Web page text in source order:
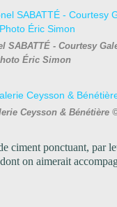
SABATTÉ - Courtesy
Éric Simon
Ceysson & Bénétière
ciment ponctuant, par
on aimerait